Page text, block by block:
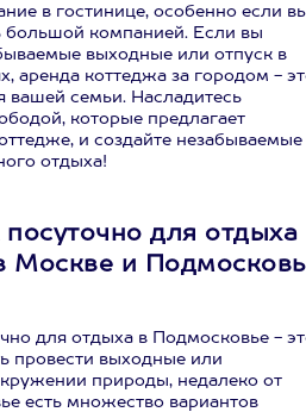
в гостинице, особенно если
большой компанией. Если вы
выходные или отпуск в
аренда коттеджа за городом -
вашей семьи. Насладитесь
которые предлагает
и создайте незабываемые
отдыха!
для отдыха
Москве и
для отдыха в Подмосковье -
провести выходные или
природы, недалеко от
есть множество вариантов